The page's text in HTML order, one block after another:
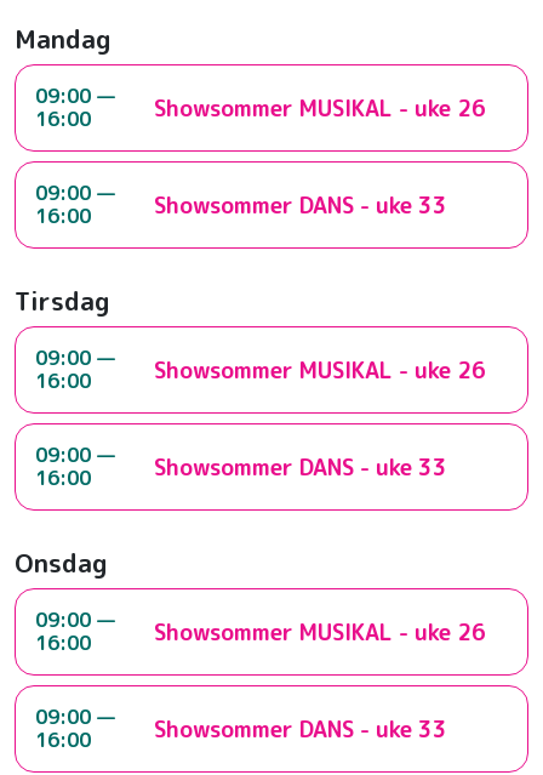
Mandag
09:00 —
16:00
Showsommer MUSIKAL - uke 26
09:00 —
16:00
Showsommer DANS - uke 33
Tirsdag
09:00 —
16:00
Showsommer MUSIKAL - uke 26
09:00 —
16:00
Showsommer DANS - uke 33
Onsdag
09:00 —
16:00
Showsommer MUSIKAL - uke 26
09:00 —
16:00
Showsommer DANS - uke 33